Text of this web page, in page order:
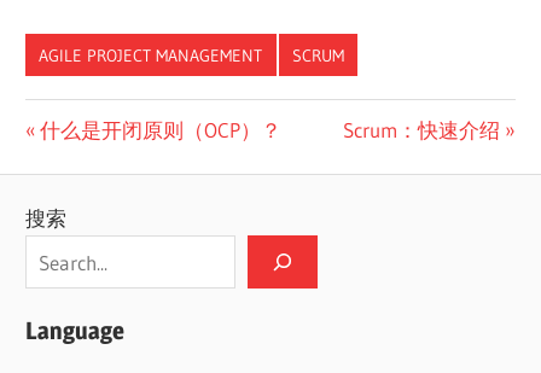
AGILE PROJECT MANAGEMENT SCRUM
文
章
导
航
Previous
什么是开闭原则（OCP）？
Next
Scrum：快速介绍
搜索
Language